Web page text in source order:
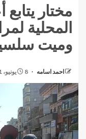
مختار
المحلية
وميت
احمد اسامه 8 يونيو، 2021